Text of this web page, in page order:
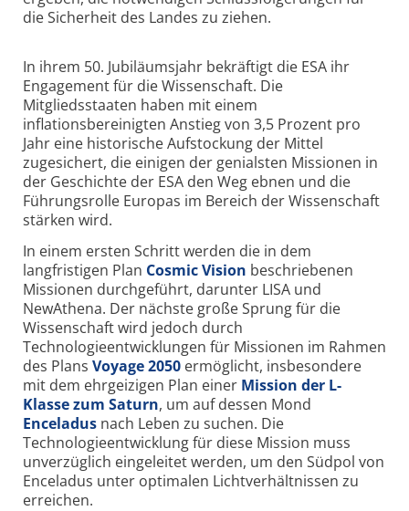
die Sicherheit des Landes zu ziehen.
In ihrem 50. Jubiläumsjahr bekräftigt die ESA ihr
Engagement für die Wissenschaft. Die
Mitgliedsstaaten haben mit einem
inflationsbereinigten Anstieg von 3,5 Prozent pro
Jahr eine historische Aufstockung der Mittel
zugesichert, die einigen der genialsten Missionen in
der Geschichte der ESA den Weg ebnen und die
Führungsrolle Europas im Bereich der Wissenschaft
stärken wird.
In einem ersten Schritt werden die in dem
langfristigen Plan Cosmic Vision beschriebenen
Missionen durchgeführt, darunter LISA und
NewAthena. Der nächste große Sprung für die
Wissenschaft wird jedoch durch
Technologieentwicklungen für Missionen im Rahmen
des Plans Voyage 2050 ermöglicht, insbesondere
mit dem ehrgeizigen Plan einer Mission der L-
Klasse zum Saturn, um auf dessen Mond
Enceladus nach Leben zu suchen. Die
Technologieentwicklung für diese Mission muss
unverzüglich eingeleitet werden, um den Südpol von
Enceladus unter optimalen Lichtverhältnissen zu
erreichen.